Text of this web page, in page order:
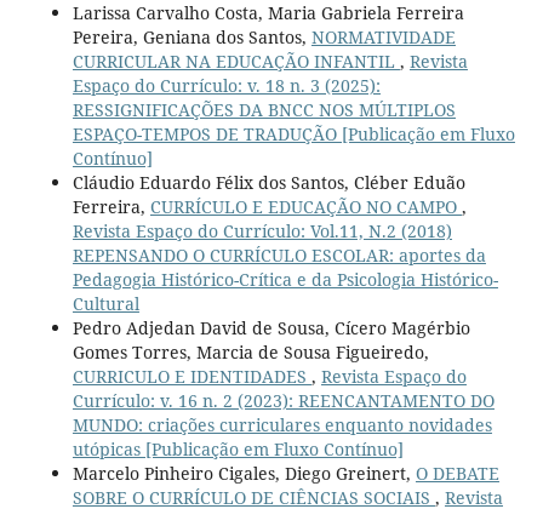
Larissa Carvalho Costa, Maria Gabriela Ferreira
Pereira, Geniana dos Santos, NORMATIVIDADE
CURRICULAR NA EDUCAÇÃO INFANTIL , Revista
Espaço do Currículo: v. 18 n. 3 (2025):
RESSIGNIFICAÇÕES DA BNCC NOS MÚLTIPLOS
ESPAÇO-TEMPOS DE TRADUÇÃO [Publicação em Fluxo
Contínuo]
Cláudio Eduardo Félix dos Santos, Cléber Eduão
Ferreira, CURRÍCULO E EDUCAÇÃO NO CAMPO ,
Revista Espaço do Currículo: Vol.11, N.2 (2018)
REPENSANDO O CURRÍCULO ESCOLAR: aportes da
Pedagogia Histórico-Crítica e da Psicologia Histórico-
Cultural
Pedro Adjedan David de Sousa, Cícero Magérbio
Gomes Torres, Marcia de Sousa Figueiredo,
CURRICULO E IDENTIDADES , Revista Espaço do
Currículo: v. 16 n. 2 (2023): REENCANTAMENTO DO
MUNDO: criações curriculares enquanto novidades
utópicas [Publicação em Fluxo Contínuo]
Marcelo Pinheiro Cigales, Diego Greinert, O DEBATE
SOBRE O CURRÍCULO DE CIÊNCIAS SOCIAIS , Revista